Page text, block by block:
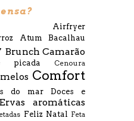
Airfryer
Atum
Bacalhau
Brunch Camarão
picada Cenoura
Comfort
do mar
Doces e
Ervas aromáticas
Feliz Natal Feta